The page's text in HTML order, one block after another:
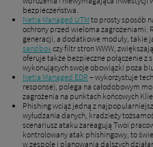
bezpieczeństwa.
Netia Managed UTMto prosty sposób
ochrony przed wieloma zagrożeniami.
generacji, a dodatkowe moduły, takie
sandboxczy filtr stron WWW,
oferuje także bezpieczne połączenie
wykonujących swoje obowiązki poza
Netia Managed EDR – wykorzystuje
response), polega na całodobowym
zagrożenia na punktach końcowych
Phishing wciąż jedną z
wyłudzania danych, kradzieży
scenariusz ataku zareagują Twoi
kontrolowany atak phishingowy, to
w zespole i planowania dalszych